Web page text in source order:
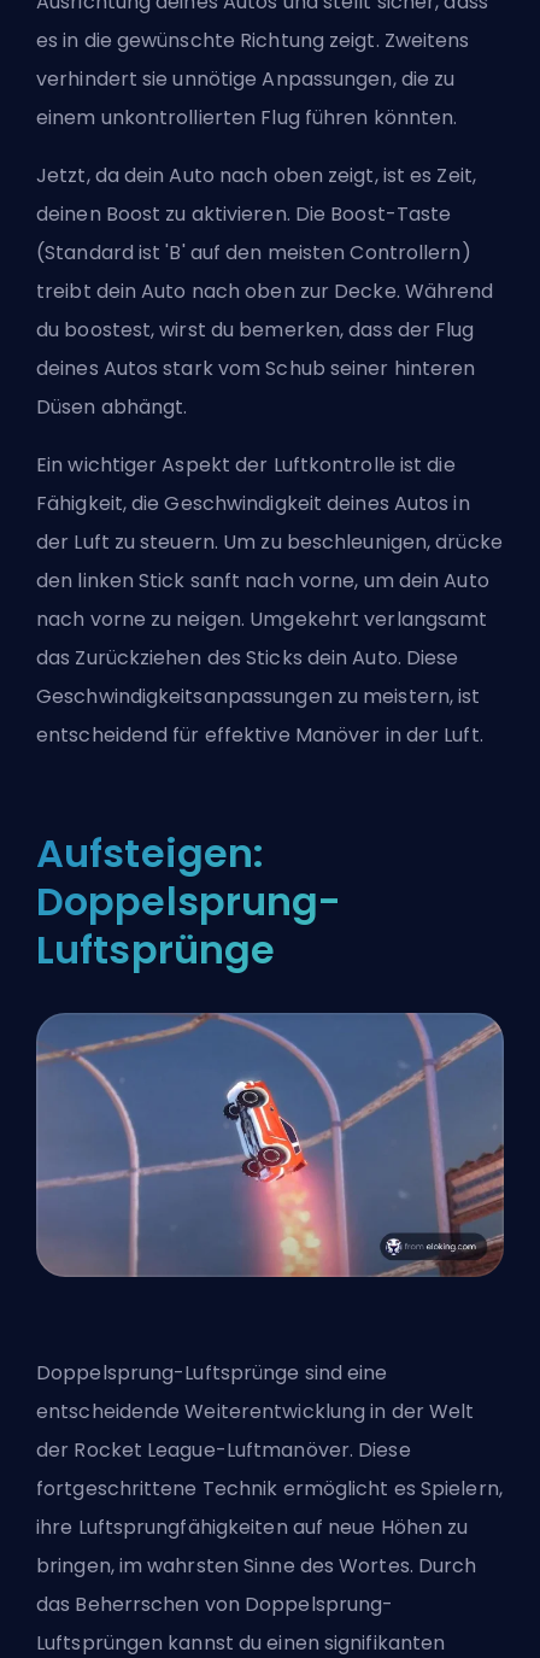
es in die gewünschte Richtung zeigt. Zweitens
verhindert sie unnötige Anpassungen, die zu
einem unkontrollierten Flug führen könnten.
Jetzt, da dein Auto nach oben zeigt, ist es Zeit,
deinen Boost zu aktivieren. Die Boost-Taste
(Standard ist 'B' auf den meisten Controllern)
treibt dein Auto nach oben zur Decke. Während
du boostest, wirst du bemerken, dass der Flug
deines Autos stark vom Schub seiner hinteren
Düsen abhängt.
Ein wichtiger Aspekt der Luftkontrolle ist die
Fähigkeit, die Geschwindigkeit deines Autos in
der Luft zu steuern. Um zu beschleunigen, drücke
den linken Stick sanft nach vorne, um dein Auto
nach vorne zu neigen. Umgekehrt verlangsamt
das Zurückziehen des Sticks dein Auto. Diese
Geschwindigkeitsanpassungen zu meistern, ist
entscheidend für effektive Manöver in der Luft.
Aufsteigen:
Doppelsprung-
Luftsprünge
Doppelsprung-Luftsprünge sind eine
entscheidende Weiterentwicklung in der Welt
der Rocket League-Luftmanöver. Diese
fortgeschrittene Technik ermöglicht es Spielern,
ihre Luftsprungfähigkeiten auf neue Höhen zu
bringen, im wahrsten Sinne des Wortes. Durch
das Beherrschen von Doppelsprung-
Luftsprüngen kannst du einen signifikanten